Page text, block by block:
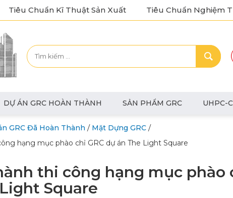
Tiêu Chuẩn Kĩ Thuật Sản Xuất Tiêu Chuẩn Nghiệm
DỰ ÁN GRC HOÀN THÀNH SẢN PHẨM GRC UHPC-
GRC Đã Hoàn Thành / Mặt Dựng GRC /
hạng mục phào chỉ GRC dự án The Light Square
thi công hạng mục phào
Square